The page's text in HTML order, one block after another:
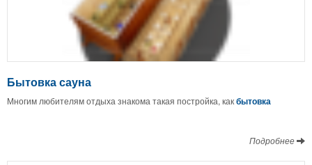
Бытовка сауна
Многим любителям отдыха знакома такая постройка, какбытовка
Подробнее